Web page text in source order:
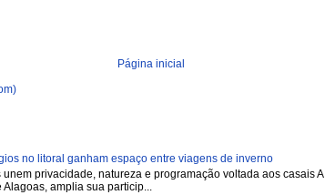
Página inicial
no litoral ganham espaço entre viagens de inverno
privacidade, natureza e programação voltada aos casais
amplia sua particip...